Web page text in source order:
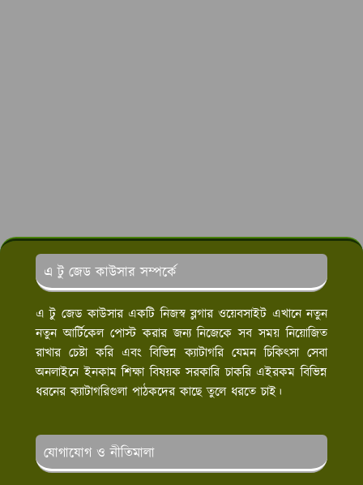
এ টু জেড কাউসার সম্পর্কে
এ টু জেড কাউসার একটি নিজস্ব ব্লগার ওয়েবসাইট এখানে নতুন
নতুন আর্টিকেল পোস্ট করার জন্য নিজেকে সব সময় নিয়োজিত
রাখার চেষ্টা করি এবং বিভিন্ন ক্যাটাগরি যেমন চিকিৎসা সেবা
অনলাইনে ইনকাম শিক্ষা বিষয়ক সরকারি চাকরি এইরকম বিভিন্ন
ধরনের ক্যাটাগরিগুলা পাঠকদের কাছে তুলে ধরতে চাই।
যোগাযোগ ও নীতিমালা